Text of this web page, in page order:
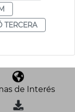
TERCERA
de Interés